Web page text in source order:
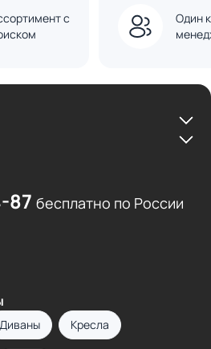
с
Один
87 бесплатно по России
Диваны Кресла